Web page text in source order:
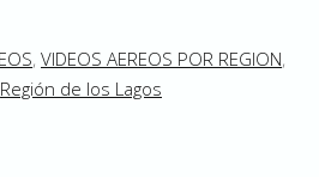
, VIDEOS AEREOS POR REGION,
Región de los Lagos